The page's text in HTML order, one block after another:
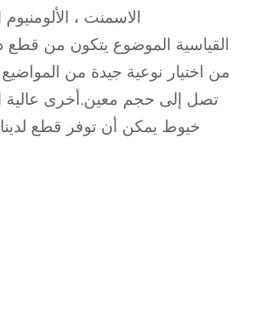
الاسمنت ، الألومنيوم
من اختيار نوعية جيدة من
تصل إلى حجم معين.أخرى عالية
خيوط يمكن أن توفر قطع